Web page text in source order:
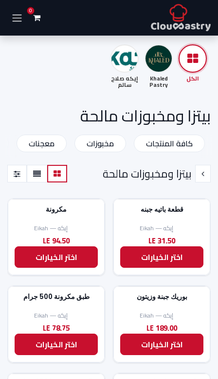
تخطي للذهاب إلى المحتوى 0
الكل Khaled
Pastry
إيكه صلاح
سالم
بيتزا ومخبوزات مالحة
كافة المنتجات مخبوزات معجنات
بيتزا ومخبوزات مالحة
قطعة باتيه جبنه
إيكه — Eikah
اختر الخيارات
31.50
LE
مكرونة
إيكه — Eikah
اختر الخيارات
94.50
بوريك جبنة وزيتون
إيكه — Eikah
اختر الخيارات
189.00
طبق مكرونة 500 جرام
إيكه — Eikah
اختر الخيارات
78.75